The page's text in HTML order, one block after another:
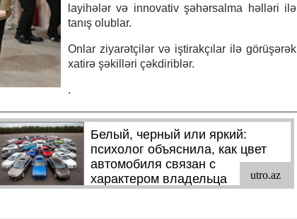
layihələr və innovativ şəhərsalma həlləri ilə
tanış olublar.
Onlar ziyarətçilər və iştirakçılar ilə görüşərək
xatirə şəkilləri çəkdiriblər.
.